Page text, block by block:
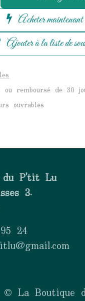
Acheter maintenant
Ajouter à la liste de
remboursé de 30
ouvrables
du P'tit Lu
3.
24
© La Boutique